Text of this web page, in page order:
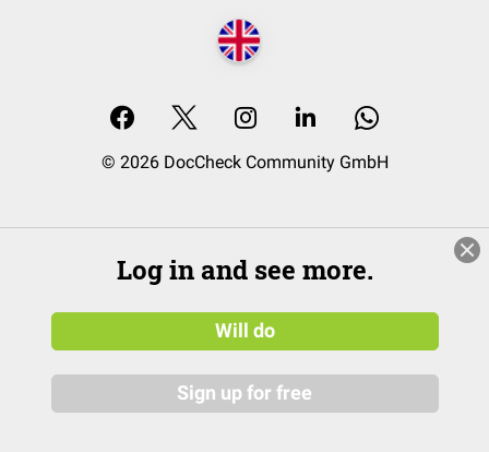
© 2026 DocCheck Community GmbH
Log in and see more.
Will do
Sign up for free